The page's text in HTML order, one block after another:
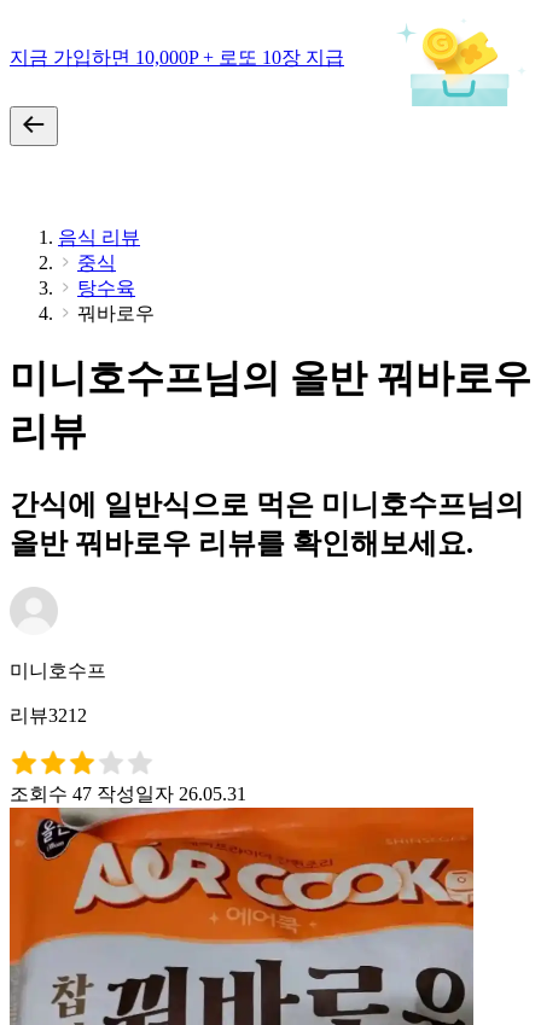
지금 가입하면 10,000P + 로또 10장 지급
음식 리뷰
중식
탕수육
꿔바로우
미니호수프님의 올반 꿔바로우
리뷰
간식에 일반식으로 먹은 미니호수프님의
올반 꿔바로우 리뷰를 확인해보세요.
미니호수프
리뷰3212
조회수 47 작성일자 26.05.31